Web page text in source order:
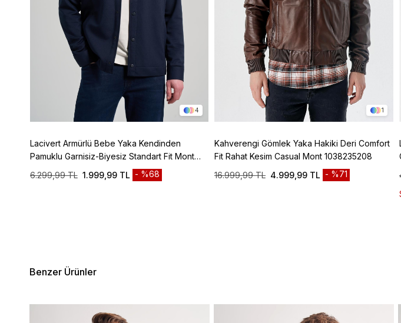
4
Lacivert Armürlü Bebe Yaka Kendinden
Pamuklu Garnisiz-Biyesiz Standart Fit Mont
6.299,99 TL 1.999,99 TL %68
1
Kahverengi Gömlek Yaka Hakiki Deri Comfort
Fit Rahat Kesim Casual Mont 1038235208
16.999,99 TL 4.999,99 TL %71
Benzer Ürünler